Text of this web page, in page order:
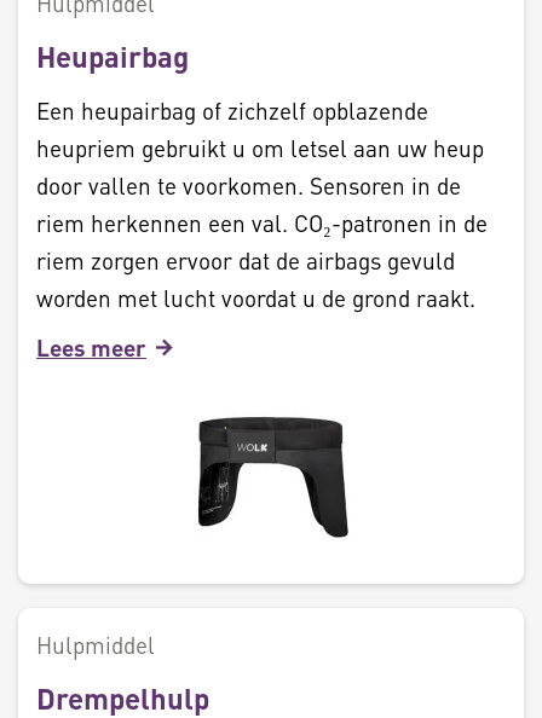
Heupairbag
Een heupairbag of zichzelf opblazende
heupriem gebruikt u om letsel aan uw heup
door vallen te voorkomen. Sensoren in de
riem herkennen een val. CO₂-patronen in de
riem zorgen ervoor dat de airbags gevuld
worden met lucht voordat u de grond raakt.
Lees meer
Hulpmiddel
Drempelhulp